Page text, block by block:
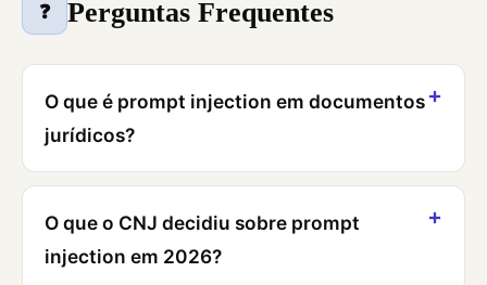
❓ Perguntas Frequentes
O que é prompt injection em documentos
jurídicos?
O que o CNJ decidiu sobre prompt
injection em 2026?